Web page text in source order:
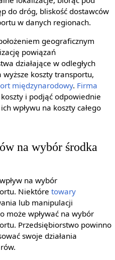
do dróg, bliskość dostawców
w danych regionach.
geograficznym
powiązań
działające w odległych
koszty transportu,
międzynarodowy. Firma
i podjąć odpowiednie
wpływu na koszty całego
na wybór środka
na wybór
Niektóre towary
lub manipulacji
może wpływać na wybór
Przedsiębiorstwo powinno
swoje działania